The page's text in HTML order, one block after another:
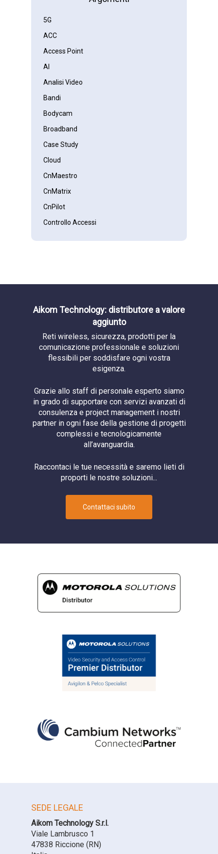
5G
ACC
Access Point
AI
Analisi Video
Bandi
Bodycam
Broadband
Case Study
Cloud
CnMaestro
CnMatrix
CnPilot
Controllo Accessi
Evento
Lettura Targhe
LTE
MOTOTRBO
Networking
PoE
Router
Software
Telecamere
TETRA
Videosorveglianza
WAVE PTX
Aikom Technology: distributore a valore
aggiunto
Reti wireless, sicurezza, prodotti per la
comunicazione professionale e soluzioni
flessibili per soddisfare ogni vostra
esigenza.
Grazie allo staff di personale esperto siamo
in grado di supportare con servizi avanzati di
consulenza e project management i nostri
partner in ogni fase della gestione di progetti
complessi e tecnologicamente
all’avanguardia.
Raccontaci le tue necessità e saremo lieti di
proporti le nostre soluzioni...
Contattaci subito
SEDE LEGALE
Aikom Technology S.r.l.
Viale Lambrusco 1
47838 Riccione (RN)